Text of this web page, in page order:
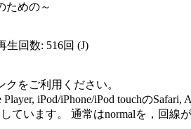
ための～
回数: 516回 (J)
をご利用ください。
Player, iPod/iPhone/iPod touchの
ています。 通常はnormalを，回